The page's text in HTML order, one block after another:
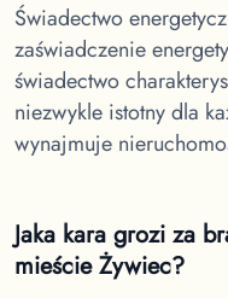
Świadectwo
zaświadczenie
świadectwo
niezwykle istotny dla
wynajmuje
Jaka kara grozi za
mieście Żywiec?